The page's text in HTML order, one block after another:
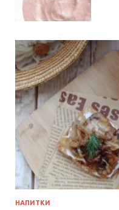
НАПИТКИ